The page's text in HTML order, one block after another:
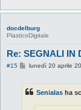
docdelburg
PlasticoDigitale
Re: SEGNALI IN
#15
M
a
lunedì 20 aprile
Senialas ha